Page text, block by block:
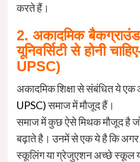
करते हैं।
2. अकादमिक
यूनिवर्सिटी से होनी
UPSC)
अकादमिक शिक्षा से संबंधित ये
UPSC)समाज में मौजूद हैं।
समाज में कुछ ऐसे मिथक मौजूद है
बढ़ाते है। उनमें से एक ये है कि अगर
स्कूलिंग या ग्रेजुएशन अच्छे स्कूल